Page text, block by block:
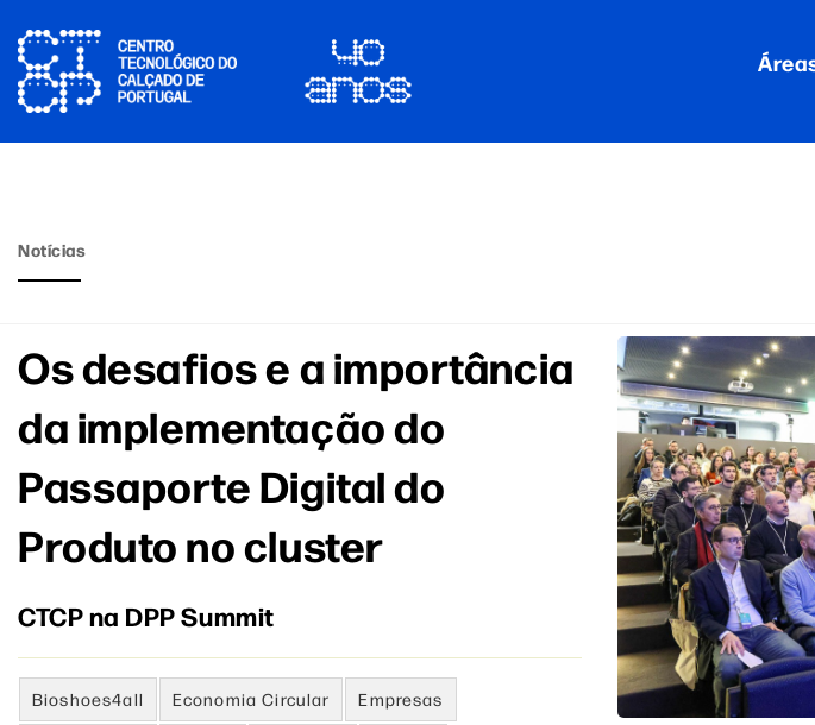
Notícias
Os desafios e a importância
da implementação do
Passaporte Digital do
Produto no cluster
CTCP na DPP Summit
Bioshoes4all Economia Circular Empresas